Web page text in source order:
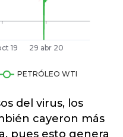
del virus, los
cayeron más
pues esto genera